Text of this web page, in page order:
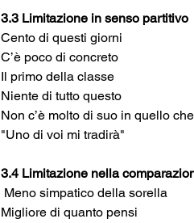
3.3 Limitazione in senso partitivo
Cento di questi giorni
C’è poco di concreto
Il primo della classe
Niente di tutto questo
Non c’è molto di suo in quello
"Uno di voi mi tradirà"
3.4 Limitazione nella
Meno simpatico della sorella
Migliore di quanto pensi